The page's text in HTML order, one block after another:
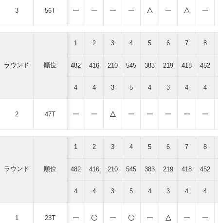
3 56T
ラウンド 順位
2 47T
1 2 3 4 5 6 7 8
482 416 210 545 383 219 418 452
4 4 3 5 4 3 4 4
ラウンド 順位
1 23T
1 2 3 4 5 6 7 8
482 416 210 545 383 219 418 452
4 4 3 5 4 3 4 4